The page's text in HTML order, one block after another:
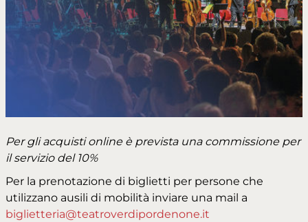
Per gli acquisti online è prevista una commissione per
il servizio del 10%
Per la prenotazione di biglietti per persone che
utilizzano ausili di mobilità inviare una mail a
biglietteria@teatroverdipordenone.it